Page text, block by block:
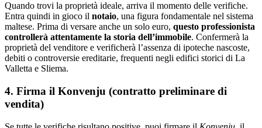
Quando trovi la proprietà ideale, arriva il momento delle verifiche.
Entra quindi in gioco il notaio, una figura fondamentale nel sistema
maltese. Prima di versare anche un solo euro, questo professionista
controllerà attentamente la storia dell’immobile. Confermerà la
proprietà del venditore e verificherà l’assenza di ipoteche nascoste,
debiti o controversie ereditarie, frequenti negli edifici storici di La
Valletta e Sliema.
4. Firma il Konvenju (contratto preliminare di
vendita)